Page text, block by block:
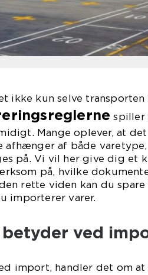
ikke kun selve
spiller
Mange oplever, at
afhænger af både
på. Vi vil her give dig et
på, hvilke
rette viden kan du
importerer varer.
ved
import, handler det om at